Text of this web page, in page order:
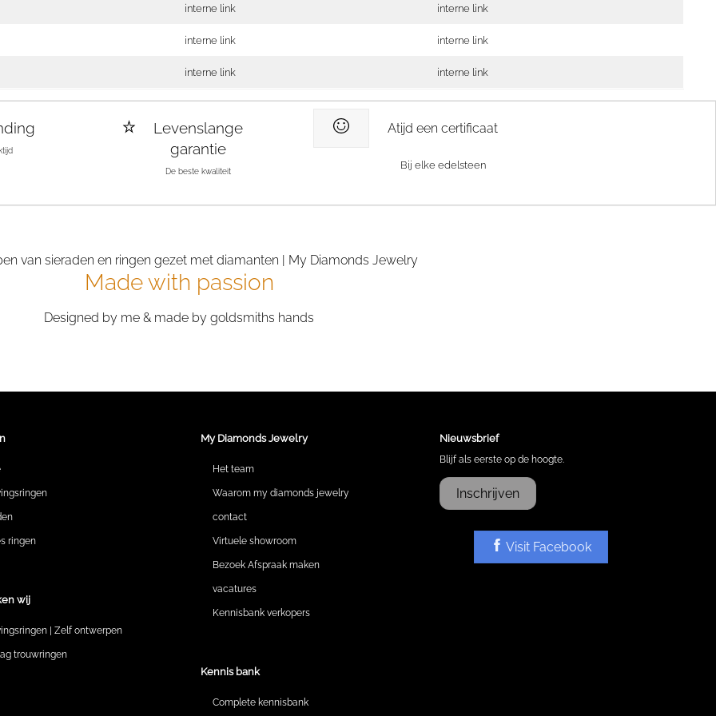
interne link interne link
interne link interne link
interne link interne link
Levenslange
garantie
De beste kwaliteit
Atijd een certificaat
Bij elke edelsteen
Made with passion
Designed by me & made by goldsmiths hands
ringen
wij
| Zelf ontwerpen
trouwringen
My Diamonds Jewelry
Het team
Waarom my diamonds jewelry
contact
Virtuele showroom
Bezoek Afspraak maken
vacatures
Kennisbank verkopers
Kennis bank
Complete kennisbank
Nieuwsbrief
Blijf als eerste op de hoogte.
Inschrijven
Visit Facebook